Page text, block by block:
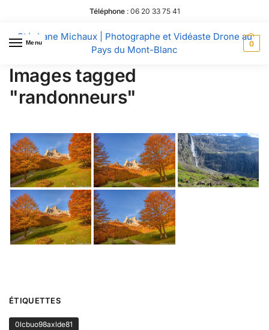
Téléphone: 06 20 33 75 41
Menu
Stéphane Michaux | Photographe et Vidéaste Drone au
Pays du Mont-Blanc
0
Images tagged
"randonneurs"
ÉTIQUETTES
0lcbuo98axlde81